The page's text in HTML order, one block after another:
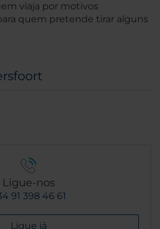
viaja por motivos
quem pretende tirar alguns
Ligue-nos
91 398 46 61
Ligue já